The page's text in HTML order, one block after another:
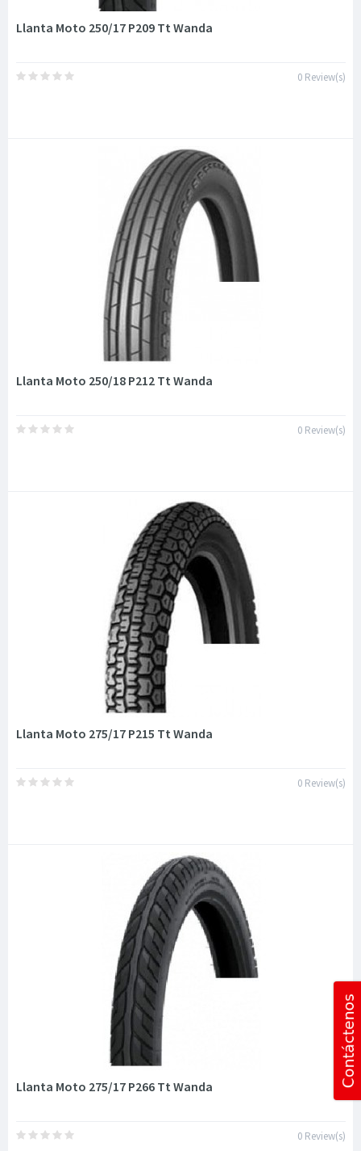
Llanta Moto 250/17 P209 Tt Wanda
0 Review(s)
Llanta Moto 250/18 P212 Tt Wanda
0 Review(s)
Llanta Moto 275/17 P215 Tt Wanda
0 Review(s)
Llanta Moto 275/17 P266 Tt Wanda
0 Review(s)